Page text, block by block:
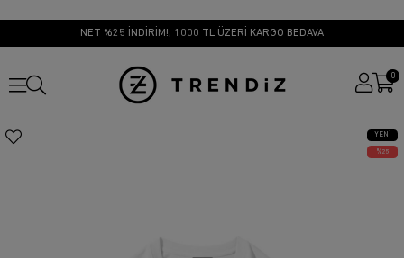
NET %25 İNDİRİM!, 1000 TL ÜZERİ KARGO BEDAVA
0
YENI
ÜRÜN
25